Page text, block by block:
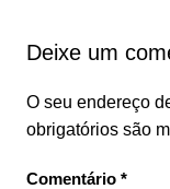
Deixe um
O seu endereço
obrigatórios são
Comentário *